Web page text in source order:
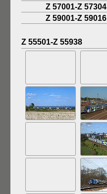
Z 57001-Z 57304
Z 59001-Z 59016
Z 55501-Z 55938